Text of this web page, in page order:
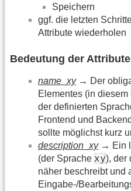
Speichern
ggf. die letzten
Attribute wiederholen
Bedeutung der Attribute
name_xy→ Der
Elementes (in
der definierten
Frontend und
sollte möglichst kurz
description_xy→ Ein
(der Sprache xy), der
näher beschreibt und
Eingabe-/